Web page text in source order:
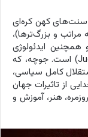
سنت‌های کهن کره‌ای
و بزرگ‌ترها)،
ایدئولوژی
دولتی بسیار سخت‌گیرانه‌ای به نام جوچه (Juche) است. جوچه، که
کامل سیاسی،
از تاثیرات جهان
هنر، آموزش و